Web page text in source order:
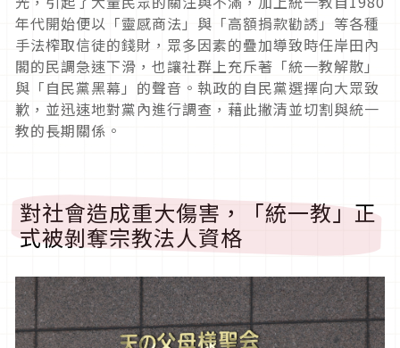
年代開始便以「靈感商法」與「高額捐款勸誘」等各種
手法榨取信徒的錢財，眾多因素的疊加導致時任岸田內
閣的民調急速下滑，也讓社群上充斥著「統一教解散」
與「自民黨黑幕」的聲音。執政的自民黨選擇向大眾致
歉，並迅速地對黨內進行調查，藉此撇清並切割與統一
教的長期關係。
對社會造成重大傷害，「統一教」正
式被剝奪宗教法人資格